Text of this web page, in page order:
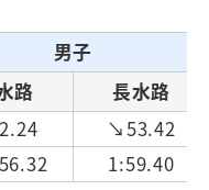
男子
路
長水路
↘53.42
1:59.40